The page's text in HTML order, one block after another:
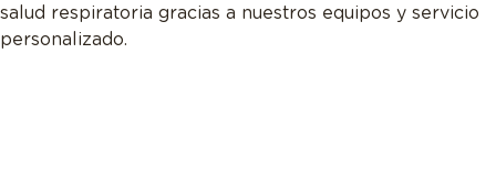
salud respiratoria gracias a nuestros equipos y servicio
personalizado.